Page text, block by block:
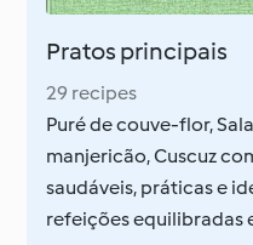
Pratos principais
29 recipes
Puré de couve-flor,
manjericão, Cuscuz
saudáveis, práticas e
refeições equilibradas